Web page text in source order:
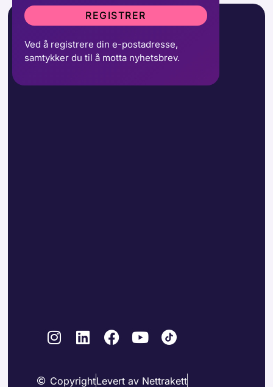
REGISTRER
Ved å registrere din e-postadresse,
samtykker du til å motta nyhetsbrev.
CopyrightLevert av Nettrakett